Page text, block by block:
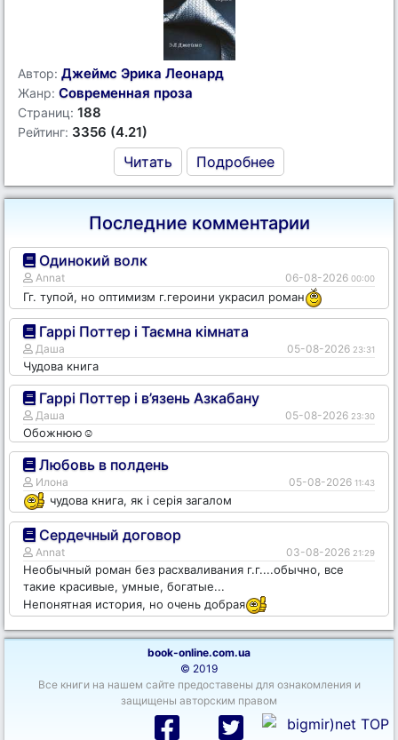
Автор: Джеймс Эрика Леонард
Жанр: Современная проза
Страниц: 188
Рейтинг: 3356 (4.21)
Читать Подробнее
Последние комментарии
Одинокий волк
Annat 06-08-2026 00:00
Гг. тупой, но оптимизм г.героини украсил роман
Гаррі Поттер і Таємна кімната
Даша 05-08-2026 23:31
Чудова книга
Гаррі Поттер і в’язень Азкабану
Даша 05-08-2026 23:30
Обожнюю☺️
Любовь в полдень
Илона 05-08-2026 11:43
чудова книга, як і серія загалом
Сердечный договор
Annat 03-08-2026 21:29
Необычный роман без расхваливания г.г....обычно, все
такие красивые, умные, богатые...
Непонятная история, но очень добрая
book-online.com.ua
© 2019
Все книги на нашем сайте предоставены для ознакомления и
защищены авторским правом